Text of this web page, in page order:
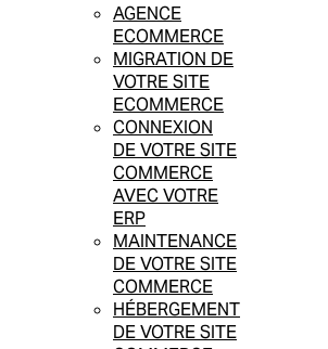
AGENCE
ECOMMERCE
MIGRATION DE
VOTRE SITE
ECOMMERCE
CONNEXION
DE VOTRE SITE
COMMERCE
AVEC VOTRE
ERP
MAINTENANCE
DE VOTRE SITE
COMMERCE
HÉBERGEMENT
DE VOTRE SITE